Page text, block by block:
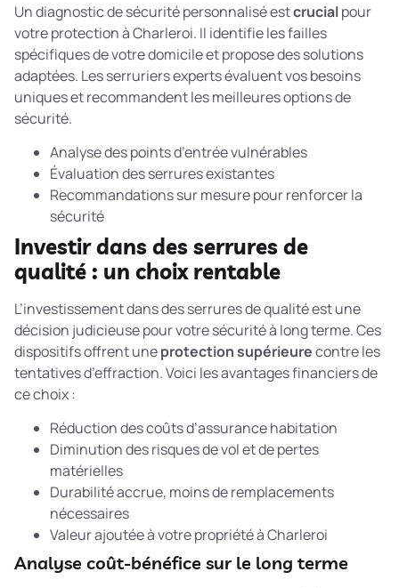
Un diagnostic de sécurité personnalisé estcrucialpour
votre protection à Charleroi. Il identifie les failles
spécifiques de votre domicile et propose des solutions
adaptées. Les serruriers experts évaluent vos besoins
uniques et recommandent les meilleures options de
sécurité.
Analyse des points d’entrée vulnérables
Évaluation des serrures existantes
Recommandations sur mesure pour renforcer la
sécurité
Investir dans des serrures de
qualité : un choix rentable
L’investissement dans des serrures de qualité est une
décision judicieuse pour votre sécurité à long terme. Ces
dispositifs offrent uneprotection supérieurecontre les
tentatives d’effraction. Voici les avantages financiers de
ce choix :
Réduction des coûts d’assurance habitation
Diminution des risques de vol et de pertes
matérielles
Durabilité accrue, moins de remplacements
nécessaires
Valeur ajoutée à votre propriété à Charleroi
Analyse coût-bénéfice sur le long terme